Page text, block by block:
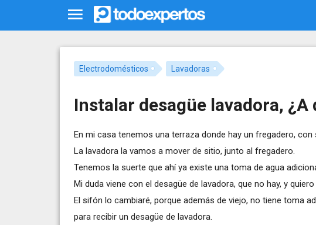
Electrodomésticos Lavadoras
Instalar desagüe lavadora,
En mi casa tenemos una terraza donde hay un fregadero, con
La lavadora la vamos a mover de sitio, junto al fregadero.
Tenemos la suerte que ahí ya existe una toma de agua
Mi duda viene con el desagüe de lavadora, que no hay, y
El sifón lo cambiaré, porque además de viejo, no tiene toma
para recibir un desagüe de lavadora.